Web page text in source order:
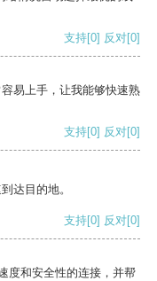
支持[0] 反对[0]
易上手，让我能够快速熟
支持[0] 反对[0]
达目的地。
支持[0] 反对[0]
度和安全性的连接，并帮